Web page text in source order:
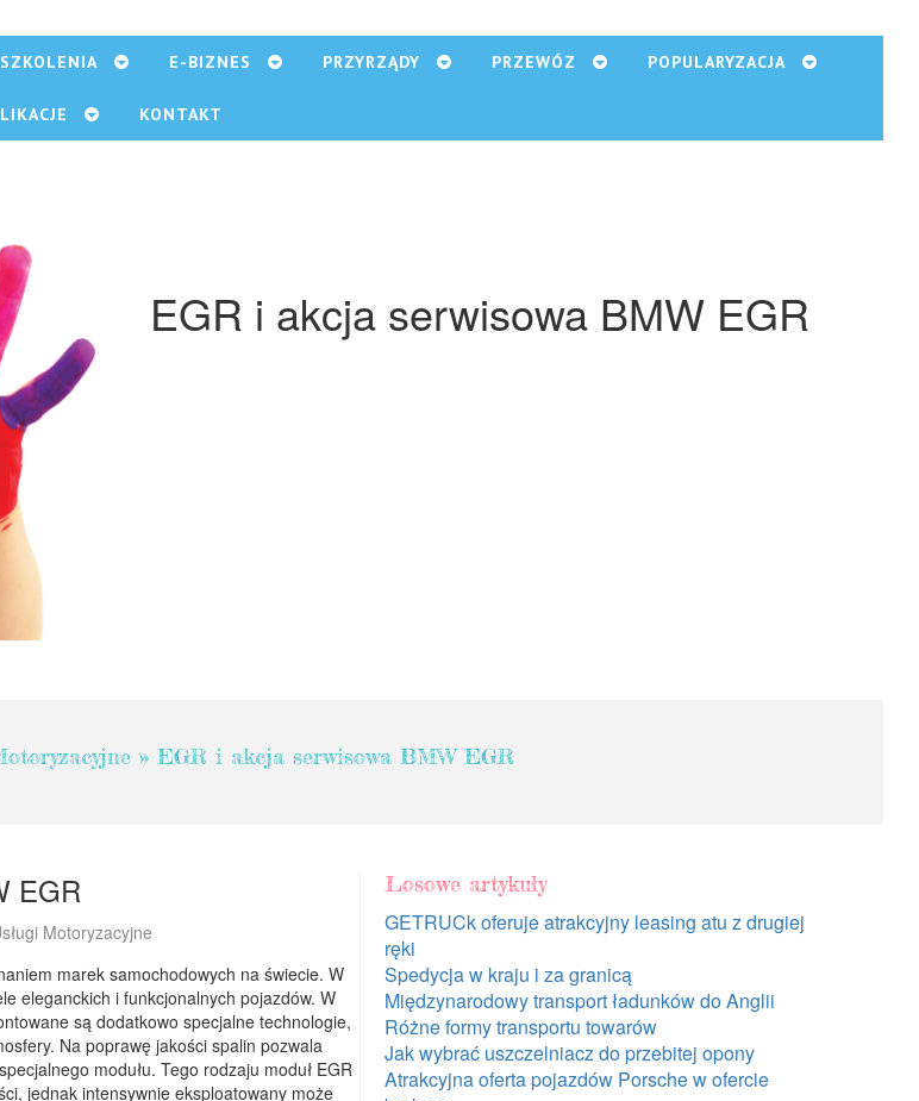
SZKOLENIA E-BIZNES PRZYRZĄDY PRZEWÓZ POPULARYZACJA
KONTAKT
EGR i akcja serwisowa BMW EGR
» EGR i akcja serwisowa BMW EGR
EGR
Motoryzacyjne
marek samochodowych na świecie. W
eleganckich i funkcjonalnych pojazdów. W
są dodatkowo specjalne technologie,
Na poprawę jakości spalin pozwala
modułu. Tego rodzaju moduł EGR
jednak intensywnie eksploatowany może
Losowe artykuły
GETRUCk oferuje atrakcyjny leasing atu z drugiej
ręki
Spedycja w kraju i za granicą
Międzynarodowy transport ładunków do Anglii
Różne formy transportu towarów
Jak wybrać uszczelniacz do przebitej opony
Atrakcyjna oferta pojazdów Porsche w ofercie